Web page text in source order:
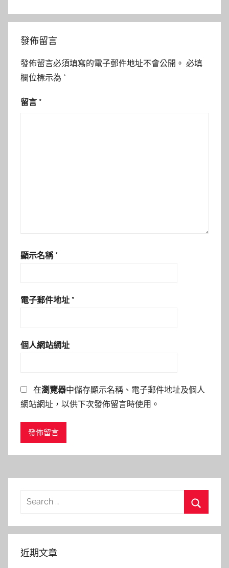
發佈留言
發佈留言必須填寫的電子郵件地址不會公開。 必填
欄位標示為 *
留言 *
顯示名稱 *
電子郵件地址 *
個人網站網址
在瀏覽器中儲存顯示名稱、電子郵件地址及個人
網站網址，以供下次發佈留言時使用。
Search
近期文章